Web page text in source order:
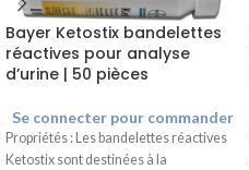
Bayer Ketostix bandelettes
réactives pour analyse
d’urine | 50 pièces
Se connecter pour commander
Propriétés : Les bandelettes réactives
Ketostix sont destinées à la